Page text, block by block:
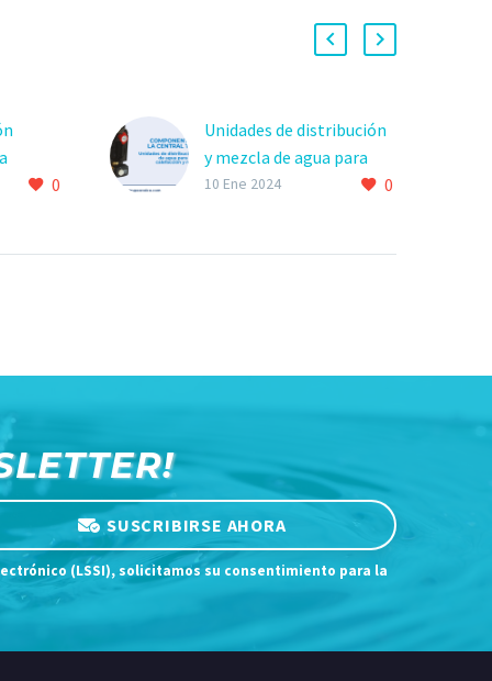
0
Unidades de distribución
y mezcla de agua para
sistemas de calefacción y
0
10 Ene 2024
SUSCRIBIRSE AHORA
(LSSI), solicitamos su consentimiento para la